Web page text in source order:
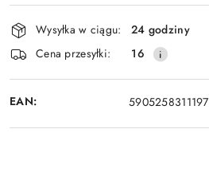
Wyślij
Dostępność
i
dostawa
Wysyłka w ciągu:
24 godziny
Cena przesyłki:
16
EAN: 5905258311197